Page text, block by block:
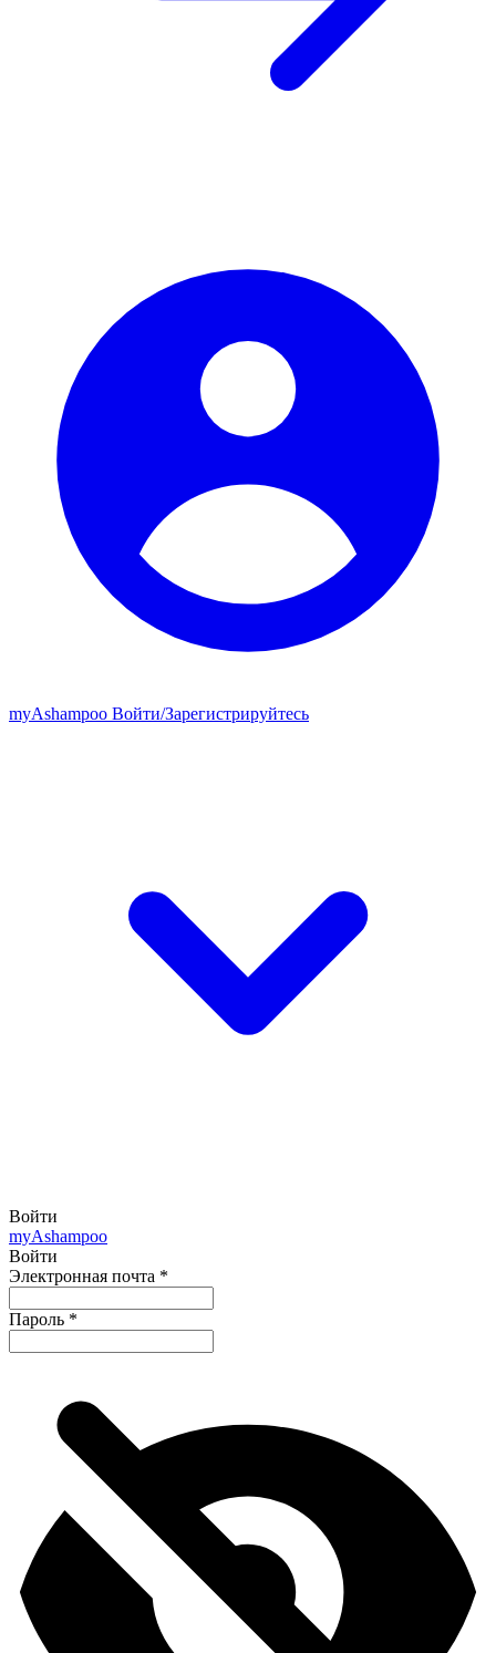
myAshampoo Войти/Зарегистрируйтесь
Войти
myAshampoo
Войти
Электронная почта *
Пароль *